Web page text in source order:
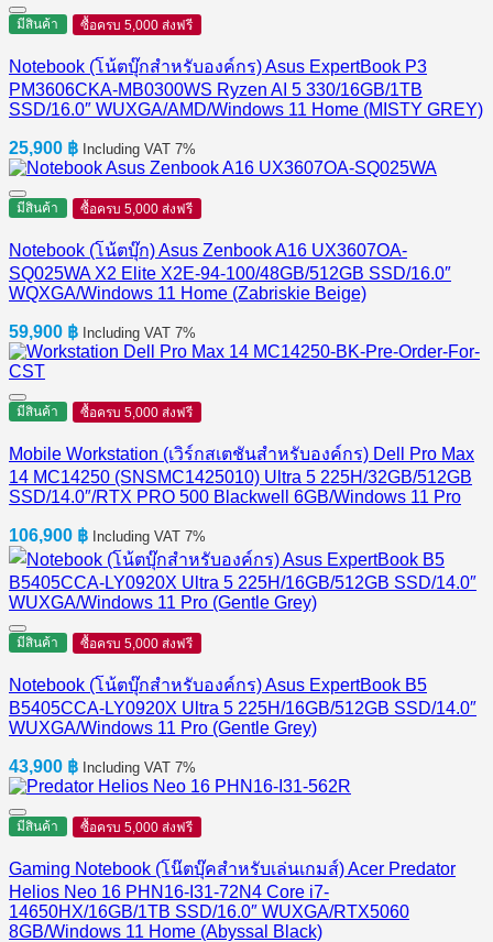
มีสินค้า ซื้อครบ 5,000 ส่งฟรี
Notebook (โน้ตบุ๊กสำหรับองค์กร) Asus ExpertBook P3
PM3606CKA-MB0300WS Ryzen AI 5 330/16GB/1TB
SSD/16.0″ WUXGA/AMD/Windows 11 Home (MISTY GREY)
25,900 ฿ Including VAT 7%
มีสินค้า ซื้อครบ 5,000 ส่งฟรี
Notebook (โน้ตบุ๊ก) Asus Zenbook A16 UX3607OA-
SQ025WA X2 Elite X2E-94-100/48GB/512GB SSD/16.0″
WQXGA/Windows 11 Home (Zabriskie Beige)
59,900 ฿ Including VAT 7%
มีสินค้า ซื้อครบ 5,000 ส่งฟรี
Mobile Workstation (เวิร์กสเตชันสำหรับองค์กร) Dell Pro Max
14 MC14250 (SNSMC1425010) Ultra 5 225H/32GB/512GB
SSD/14.0″/RTX PRO 500 Blackwell 6GB/Windows 11 Pro
106,900 ฿ Including VAT 7%
มีสินค้า ซื้อครบ 5,000 ส่งฟรี
Notebook (โน้ตบุ๊กสำหรับองค์กร) Asus ExpertBook B5
B5405CCA-LY0920X Ultra 5 225H/16GB/512GB SSD/14.0″
WUXGA/Windows 11 Pro (Gentle Grey)
43,900 ฿ Including VAT 7%
มีสินค้า ซื้อครบ 5,000 ส่งฟรี
Gaming Notebook (โน๊ตบุ๊คสำหรับเล่นเกมส์) Acer Predator
Helios Neo 16 PHN16-I31-72N4 Core i7-
14650HX/16GB/1TB SSD/16.0″ WUXGA/RTX5060
8GB/Windows 11 Home (Abyssal Black)